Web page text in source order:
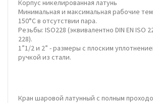
Корпус никелированная латунь
Минимальная и максимальная рабочие
150°C в отсутствии пара.
Резьбы: ISO228 (эквивалентно DIN EN ISO
228).
1”1/2 и 2” - размеры с плоским
ручкой из стали.
Кран шаровой латунный с полным